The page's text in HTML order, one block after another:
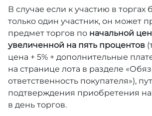
В случае если к участию в
только один участник, он может
предмет торгов по начальной
увеличенной на пять процентов
цена + 5% + дополнительные
на странице лота в разделе
ответственность покупателя»),
подтверждения приобретения на
в день торгов.